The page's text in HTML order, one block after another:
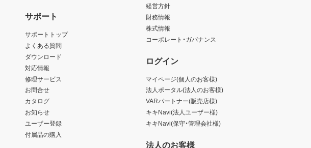
サポート
サポートトップ
よくある質問
ダウンロード
対応情報
修理サービス
お問合せ
カタログ
お知らせ
ユーザー登録
付属品の購入
経営方針
財務情報
株式情報
コーポレート・ガバナンス
ログイン
マイページ(個人のお客様)
法人ポータル(法人のお客様)
VARパートナー(販売店様)
キキNavi(法人ユーザー様)
キキNavi(保守・管理会社様)
法人のお客様